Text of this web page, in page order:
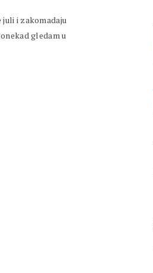
juli i zakomadaju
gledam u